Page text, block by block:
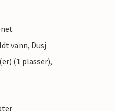
vann, Dusj
(1 plasser),